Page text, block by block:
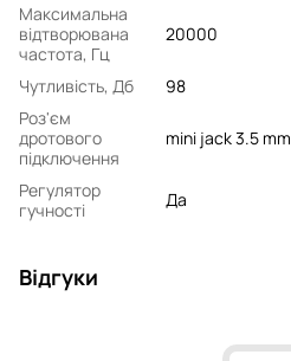
Максимальна
відтворювана
частота, Гц
20000
Чутливість, Дб
98
Роз'єм
дротового
підключення
mini jack 3.5 mm
Регулятор
гучності
Да
Відгуки